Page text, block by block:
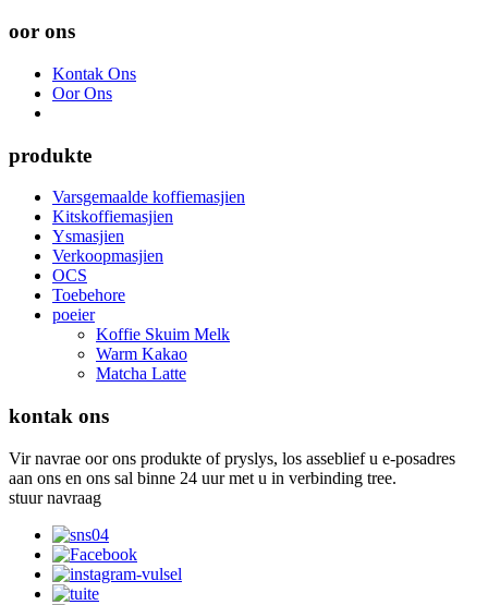
oor ons
Kontak Ons
Oor Ons
produkte
Varsgemaalde koffiemasjien
Kitskoffiemasjien
Ysmasjien
Verkoopmasjien
OCS
Toebehore
poeier
Koffie Skuim Melk
Warm Kakao
Matcha Latte
kontak ons
Vir navrae oor ons produkte of pryslys, los asseblief u e-posadres
aan ons en ons sal binne 24 uur met u in verbinding tree.
stuur navraag